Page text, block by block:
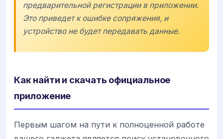
предварительной регистрации в приложении.
Это приведет к ошибке сопряжения, и
устройство не будет передавать данные.
Как найти и скачать официальное
приложение
Первым шагом на пути к полноценной работе